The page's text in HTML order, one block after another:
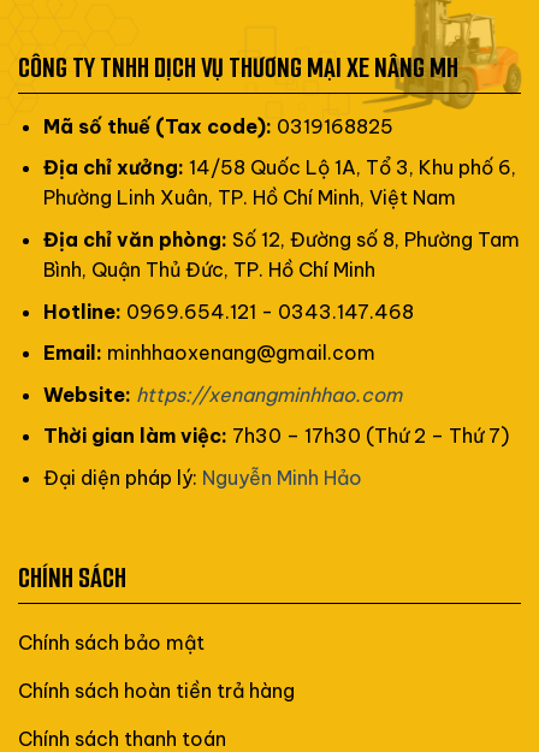
CÔNG TY TNHH DỊCH VỤ THƯƠNG MẠI XE NÂNG MH
Mã số thuế (Tax code): 0319168825
Địa chỉ xưởng: 14/58 Quốc Lộ 1A, Tổ 3, Khu phố 6,
Phường Linh Xuân, TP. Hồ Chí Minh, Việt Nam
Địa chỉ văn phòng: Số 12, Đường số 8, Phường Tam
Bình, Quận Thủ Đức, TP. Hồ Chí Minh
Hotline: 0969.654.121 - 0343.147.468
Email: minhhaoxenang@gmail.com
Website: https://xenangminhhao.com
Thời gian làm việc: 7h30 – 17h30 (Thứ 2 – Thứ 7)
Đại diện pháp lý: Nguyễn Minh Hảo
CHÍNH SÁCH
Chính sách bảo mật
Chính sách hoàn tiền trả hàng
Chính sách thanh toán